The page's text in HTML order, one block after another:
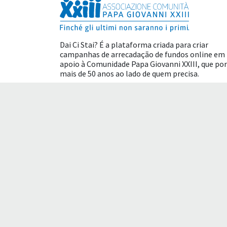
Dai Ci Stai? É a plataforma criada para criar
campanhas de arrecadação de fundos online em
apoio à Comunidade Papa Giovanni XXIII, que por
mais de 50 anos ao lado de quem precisa.